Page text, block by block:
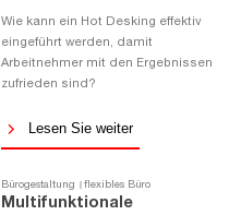
Wie kann ein Hot Desking effektiv
eingeführt werden, damit
Arbeitnehmer mit den Ergebnissen
zufrieden sind?
Lesen Sie weiter
Bürogestaltung flexibles Büro
Multifunktionale